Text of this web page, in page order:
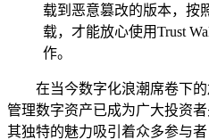
载到恶意篡改的版本，按
载，才能放心使用Trust
作。
在当今数字化浪潮席卷下
管理数字资产已成为广大投资
其独特的魅力吸引着众多参与